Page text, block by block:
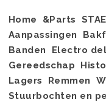
Home &Parts
Aanpassingen
Banden
Electro
Gereedschap
Lagers
Remmen
Stuurbochten en